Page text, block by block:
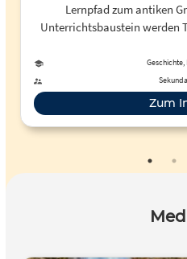
Lernpfad zum antiken
Unterrichtsbaustein werden
Schule sowie die Kunst
Zum